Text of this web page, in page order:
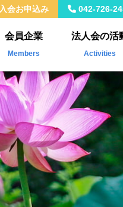
会員企業
Members
新入会員
掲載企業
法人会の活
Activities
年間事業計画
税制改正
社会貢献活
Kawasemi
ザ・青年タ
入会お申込み 042-726-